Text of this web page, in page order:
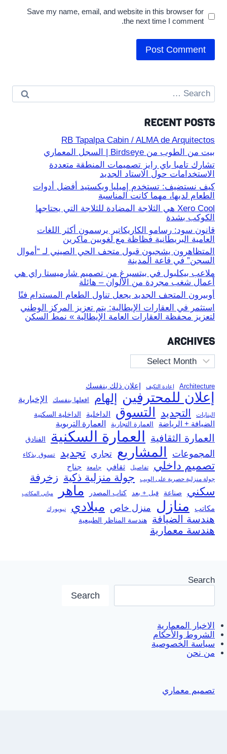
Save my name, email, and website in this browser for
the next time I comment.
Search
for:
RECENT POSTS
RB Tapalpa Cabin / ALMA de Arquitectos
بيت من الطوب من Birdseye | السجل المعماري
تشارك تامبا باي رايز تصميمات المنطقة متعددة
الاستخدامات حول الاستاد الجديد
كيف نستضيف: تستخدم إميليا ويكستيد أفضل أدوات
الطعام لديها، مهما كانت المناسبة
Xero Cool هي الثلاجة المضادة للثلاجة التي يحتاجها
الكوكب بشدة
قانون سود: رسامو الكاريكاتير يرسمون أكثر اللغات
العامية البريطانية فظاظة مع لغويين ماكرين
المتظاهرون يشجبون قبول متحف الحي الصيني لـ “أموال
السجن” في قاعة المدينة
ملاعب بيكلبول في بيتسبرغ من تصميم شارميستا راي هي
أعمال شغب مجردة من الألوان – هائلة
أوبيرون المتحف الجديد يجعل تناول الطعام المستدام فنًا
استثمر في العقارات الإيطالية: يتم تعزيز المركز الوطني
لتعزيز محفظة العقارات العامة الإيطالية » نمط السكن
ARCHIVES
Archives
Architecture إعادة التكيف إعلان ذلك بنفسك
إعلان للمحترفين إلهام افعلها بنفسك الإخبارية
البنايات التجديد التسوق الداخلية الداخلية السكنية
الضيافة + الرياضة العمارة التجارية العمارة التربوية
العمارة الثقافية العمارة السكنية الفنادق
المجموعات المشاريع تجاري تجديد تسوق بذكاء
تصميم داخلي تفاصيل ثقافي جامعة جناح
جولة منزلية حصرية على الويب جولة منزلية ذكية زخرفة
سكني صناعة قبل + بعد كتاب المصدر ماهر مباني المكاتب
مكاتب منازل منزل خاص ميلادي نيويورك
هندسة الضيافة هندسة المناظر الطبيعية
هندسة معمارية
Search
Search
الاخبار المعمارية
الشروط والأحكام
سياسة الخصوصية
من نحن
تصميم معماري